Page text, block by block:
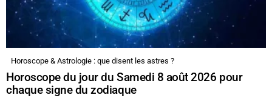
Horoscope & Astrologie : que disent les astres ?
Horoscope du jour du Samedi 8 août 2026 pour
chaque signe du zodiaque